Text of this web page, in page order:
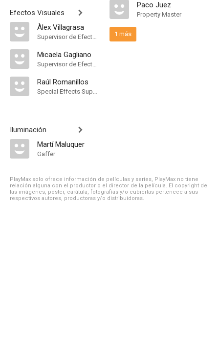
Efectos Visuales
Àlex Villagrasa
Supervisor de Efectos Visuales
Micaela Gagliano
Supervisor de Efectos Visuales
Raúl Romanillos
Special Effects Supervisor
Iluminación
Martí Maluquer
Gaffer
Paco Juez
Property Master
1 más
PlayMax solo ofrece información de películas y series, PlayMax no tiene
relación alguna con el productor o el director de la película. El copyright de
las imágenes, póster, carátula, fotografías y/o cubiertas pertenece a sus
respectivos autores, productoras y/o distribuidoras.